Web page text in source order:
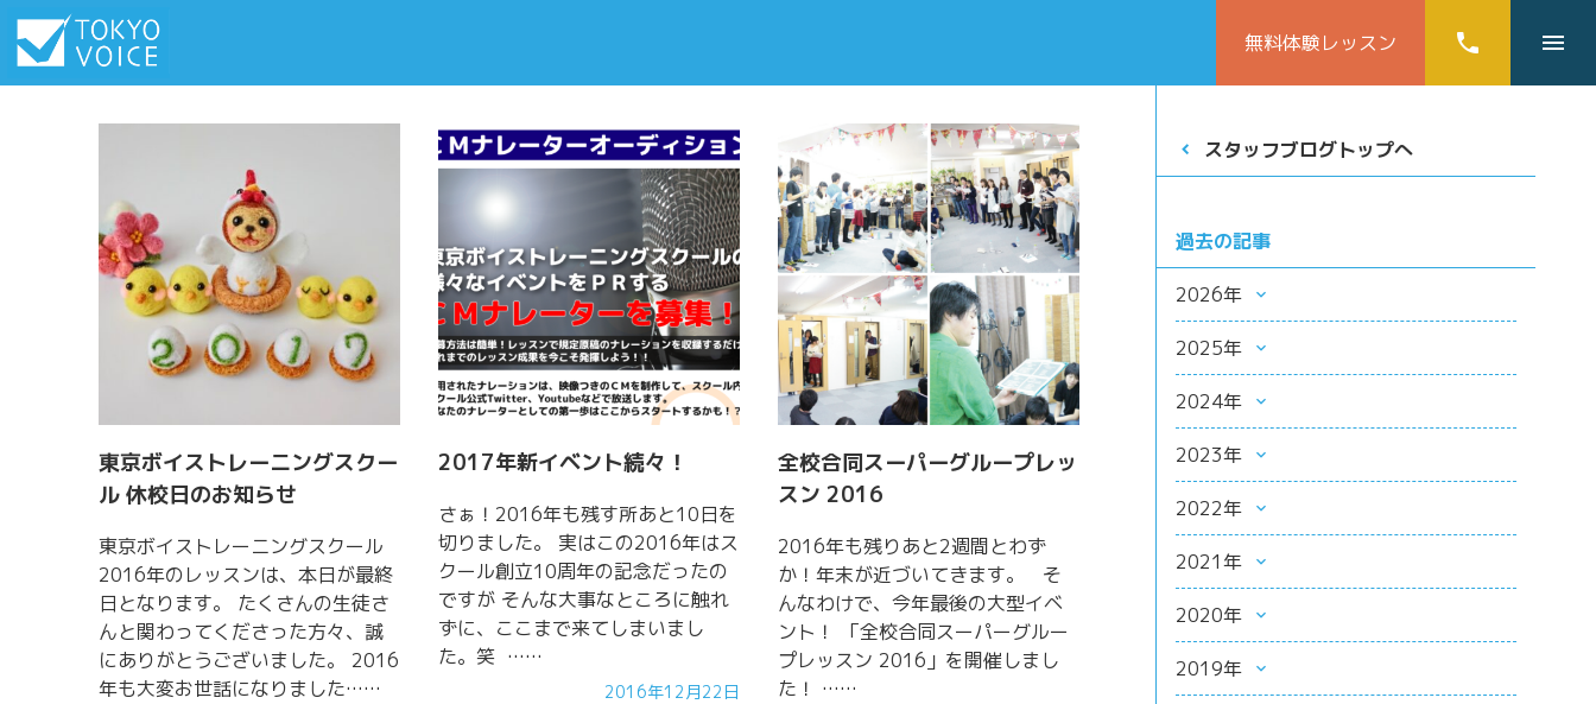
無料体験レッスン phone menu
東京ボイストレーニングスクー
ル 休校日のお知らせ
東京ボイストレーニングスクール
2016年のレッスンは、本日が最終
日となります。 たくさんの生徒さ
んと関わってくださった方々、誠
にありがとうございました。 2016
年も大変お世話になりました……
2017年新イベント続々！
さぁ！2016年も残す所あと10日を
切りました。 実はこの2016年はス
クール創立10周年の記念だったの
ですが そんな大事なところに触れ
ずに、ここまで来てしまいまし
た。笑 ……
2016年12月22日
全校合同スーパーグループレッ
スン 2016
2016年も残りあと2週間とわず
か！年末が近づいてきます。 そ
んなわけで、今年最後の大型イベ
ント！ 「全校合同スーパーグルー
プレッスン 2016」を開催しまし
た！ ……
スタッフブログトップへ
過去の記事
2026年
2025年
2024年
2023年
2022年
2021年
2020年
2019年